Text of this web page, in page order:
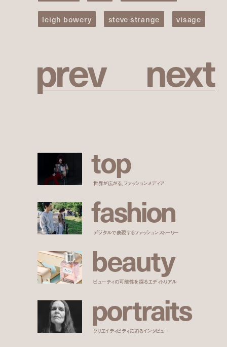
leigh bowery steve strange visage
prev next
top
世界が広がる、ファッションメディア
fashion
デジタルで表現するファッションストーリー
beauty
ビューティの可能性を探るエディトリアル
portraits
クリエイティビティに迫るインタビュー